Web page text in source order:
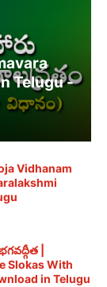
Telugu -
Vidhanam
|
Slokas With
in Telugu